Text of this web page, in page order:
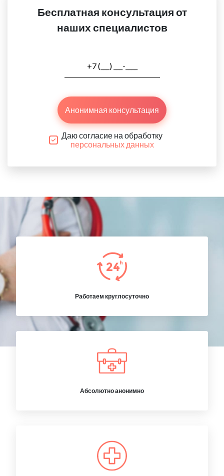
Бесплатная консультация от
наших специалистов
Анонимная консультация
Даю согласие на обработку
персональных данных
Работаем круглосуточно
Абсолютно анонимно